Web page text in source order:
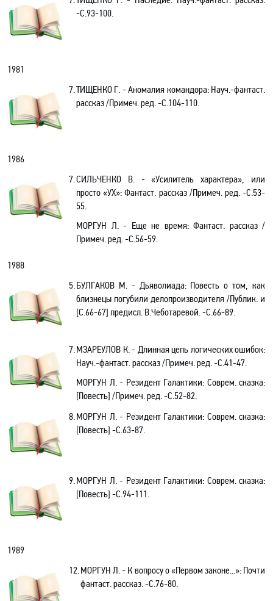
-С.93-100.
1981
7.ТИЩЕНКО Г. - Аномалия командора: Науч.-фантаст.
рассказ/Примеч. ред. -С.104-110.
1986
7.СИЛЬЧЕНКО В. - «Усилитель характера», или
просто «УХ»: Фантаст. рассказ /Примеч. ред. -С.53-
55.
МОРГУН Л. - Еще не время: Фантаст. рассказ /
Примеч. ред. -С.56-59.
1988
5.БУЛГАКОВ М. - Дьяволиада: Повесть о том, как
близнецы погубили делопроизводителя /Публик. и
[С.66-67] предисл. В.Чеботаревой. -С.66-89.
7.МЗАРЕУЛОВ К. - Длинная цепь логических ошибок:
Науч.-фантаст. рассказ /Примеч. ред. -С.41-47.
МОРГУН Л. - Резидент Галактики: Соврем. сказка:
[Повесть] /Примеч. ред. -С.52-82.
8.МОРГУН Л. - Резидент Галактики: Соврем. сказка:
[Повесть] -С.63-87.
9.МОРГУН Л. - Резидент Галактики: Соврем. сказка:
[Повесть] -С.94-111.
1989
12.МОРГУН Л. - К вопросу о «Первом законе...»: Почти
фантаст. рассказ. -С.76-80.